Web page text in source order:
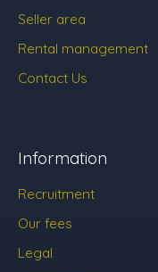
Seller area
Rental management
Contact Us
Information
Recruitment
Our fees
Legal